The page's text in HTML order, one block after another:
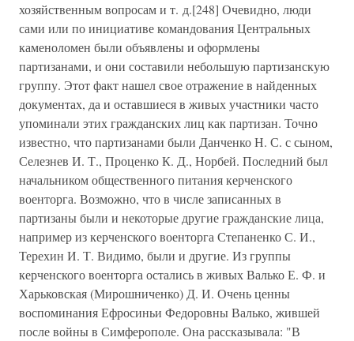
хозяйственным вопросам и т. д.[248] Очевидно, люди
сами или по инициативе командования Центральных
каменоломен были объявлены и оформлены
партизанами, и они составили небольшую партизанскую
группу. Этот факт нашел свое отражение в найденных
документах, да и оставшиеся в живых участники часто
упоминали этих гражданских лиц как партизан. Точно
известно, что партизанами были Данченко Н. С. с сыном,
Селезнев И. Т., Проценко К. Д., Норбей. Последний был
начальником общественного питания керченского
военторга. Возможно, что в числе записанных в
партизаны были и некоторые другие гражданские лица,
например из керченского военторга Степаненко С. И.,
Терехин И. Т. Видимо, были и другие. Из группы
керченского военторга остались в живых Валько Е. Ф. и
Харьковская (Мирошниченко) Д. И. Очень ценны
воспоминания Ефросиньи Федоровны Валько, жившей
после войны в Симферополе. Она рассказывала: "В